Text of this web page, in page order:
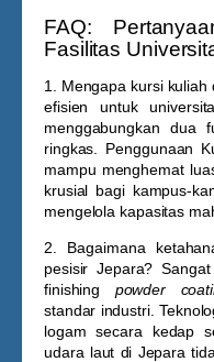
FAQ:
Fasilitas
1. Mengapa kursi
efisien untuk
menggabungkan dua
ringkas. Penggunaan
mampu menghemat
krusial bagi kampus-
mengelola kapasitas
2. Bagaimana
pesisir Jepara?
finishing powder
standar industri.
logam secara kedap
udara laut di Jepara